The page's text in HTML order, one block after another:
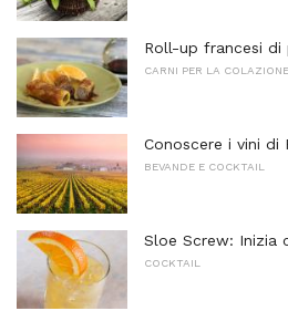
Roll-up francesi
CARNI PER LA COLAZIONE
Conoscere i vini di
BEVANDE E COCKTAIL
Sloe Screw: Inizia
COCKTAIL